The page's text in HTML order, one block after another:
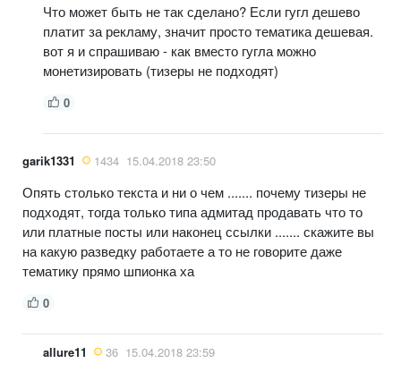
Что может быть не так сделано? Если гугл дешево
платит за рекламу, значит просто тематика дешевая.
вот я и спрашиваю - как вместо гугла можно
монетизировать (тизеры не подходят)
0
garik1331 1434 15.04.2018 23:50
Опять столько текста и ни о чем ....... почему тизеры не
подходят, тогда только типа адмитад продавать что то
или платные посты или наконец ссылки ....... скажите вы
на какую разведку работаете а то не говорите даже
тематику прямо шпионка ха
0
allure11 36 15.04.2018 23:59